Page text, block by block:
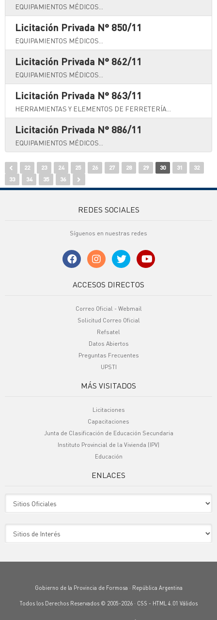
EQUIPAMIENTOS MÉDICOS...
Licitación Privada N° 850/11
EQUIPAMIENTOS MÉDICOS...
Licitación Privada N° 862/11
EQUIPAMIENTOS MÉDICOS...
Licitación Privada N° 863/11
HERRAMIENTAS Y ELEMENTOS DE FERRETERÍA...
Licitación Privada N° 886/11
EQUIPAMIENTOS MÉDICOS...
22 23 24 25 26 27 28 29 30 31
32
33
34 35 36
REDES SOCIALES
Síguenos en nuestras redes
ACCESOS DIRECTOS
Correo Oficial - Webmail
Solicitud Correo Oficial
Refsatel
Datos Abiertos
Preguntas Frecuentes
UPSTI
MÁS VISITADOS
Licitaciones
Capacitaciones
Junta de Clasificación de Educación Secundaria
Instituto Provincial de la Vivienda (IPV)
Educación
ENLACES
Gobierno de la Provincia de Formosa · República Argentina
Todos los Derechos Reservados © 2005-2026 · CSS - HTML 4.01 Válidos